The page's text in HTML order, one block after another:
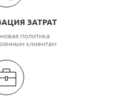
ЗАТРАТ
политика
клиентам